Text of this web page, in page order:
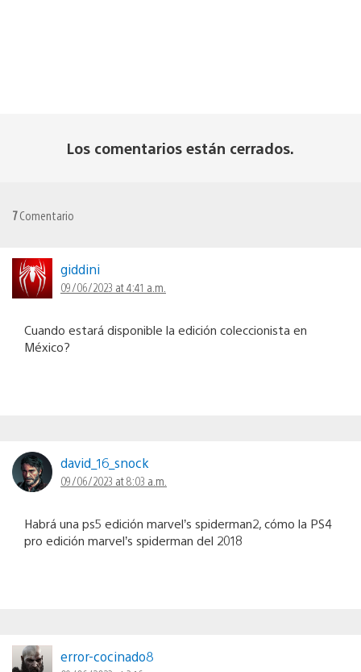
Los comentarios están cerrados.
7Comentario
giddini
09/06/2023 at 4:41 a.m.
Cuando estará disponible la edición coleccionista en
México?
david_16_snock
09/06/2023 at 8:03 a.m.
Habrá una ps5 edición marvel’s spiderman2, cómo la PS4
pro edición marvel’s spiderman del 2018
error-cocinado8